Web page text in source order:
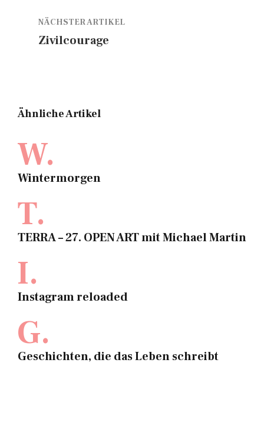
NÄCHSTER ARTIKEL
Zivilcourage
Ähnliche Artikel
W.
Wintermorgen
T.
TERRA – 27. OPEN ART mit Michael Martin
I.
Instagram reloaded
G.
Geschichten, die das Leben schreibt